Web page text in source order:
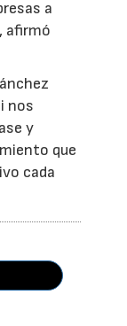
a
afirmó
nos
y
que
cada